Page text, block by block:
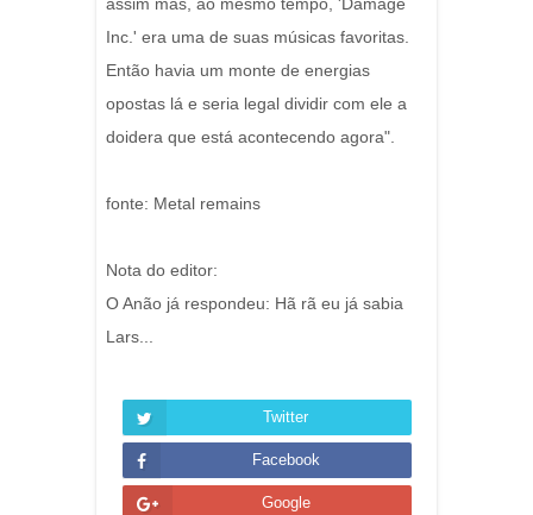
Inc.' era uma de suas músicas favoritas.
Então havia um monte de energias
opostas lá e seria legal dividir com ele a
doidera que está acontecendo agora".
fonte: Metal remains
Nota do editor:
O Anão já respondeu: Hã rã eu já sabia
Lars...
Twitter
Facebook
Google